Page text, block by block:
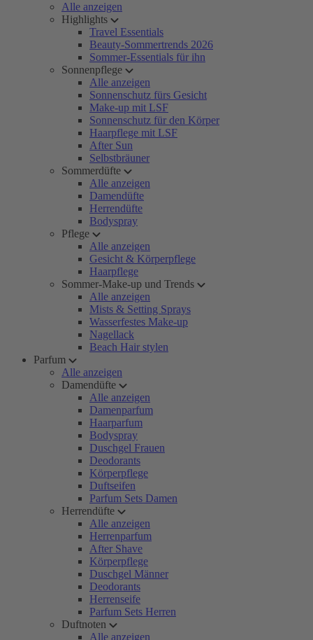
Alle anzeigen
Highlights
Travel Essentials
Beauty-Sommertrends 2026
Sommer-Essentials für ihn
Sonnenpflege
Alle anzeigen
Sonnenschutz fürs Gesicht
Make-up mit LSF
Sonnenschutz für den Körper
Haarpflege mit LSF
After Sun
Selbstbräuner
Sommerdüfte
Alle anzeigen
Damendüfte
Herrendüfte
Bodyspray
Pflege
Alle anzeigen
Gesicht & Körperpflege
Haarpflege
Sommer-Make-up und Trends
Alle anzeigen
Mists & Setting Sprays
Wasserfestes Make-up
Nagellack
Beach Hair stylen
Parfum
Alle anzeigen
Damendüfte
Alle anzeigen
Damenparfum
Haarparfum
Bodyspray
Duschgel Frauen
Deodorants
Körperpflege
Duftseifen
Parfum Sets Damen
Herrendüfte
Alle anzeigen
Herrenparfum
After Shave
Körperpflege
Duschgel Männer
Deodorants
Herrenseife
Parfum Sets Herren
Duftnoten
Alle anzeigen